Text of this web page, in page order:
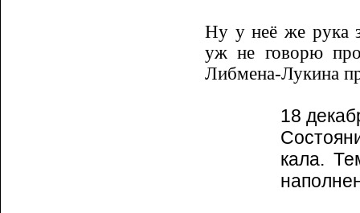
Ну у неё же рука
уж не говорю
Либмена-Лукина
18
кала.